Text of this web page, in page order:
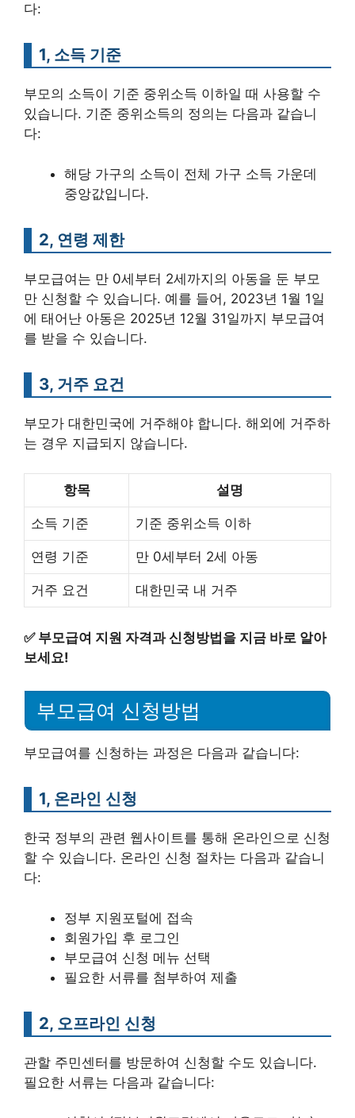
다:
1, 소득 기준
부모의 소득이 기준 중위소득 이하일 때 사용할 수
있습니다. 기준 중위소득의 정의는 다음과 같습니
다:
해당 가구의 소득이 전체 가구 소득 가운데
중앙값입니다.
2, 연령 제한
부모급여는 만 0세부터 2세까지의 아동을 둔 부모
만 신청할 수 있습니다. 예를 들어, 2023년 1월 1일
에 태어난 아동은 2025년 12월 31일까지 부모급여
를 받을 수 있습니다.
3, 거주 요건
부모가 대한민국에 거주해야 합니다. 해외에 거주하
는 경우 지급되지 않습니다.
항목 설명
소득 기준 기준 중위소득 이하
연령 기준 만 0세부터 2세 아동
거주 요건 대한민국 내 거주
✅ 부모급여 지원 자격과 신청방법을 지금 바로 알아
보세요!
부모급여 신청방법
부모급여를 신청하는 과정은 다음과 같습니다:
1, 온라인 신청
한국 정부의 관련 웹사이트를 통해 온라인으로 신청
할 수 있습니다. 온라인 신청 절차는 다음과 같습니
다:
정부 지원포털에 접속
회원가입 후 로그인
부모급여 신청 메뉴 선택
필요한 서류를 첨부하여 제출
2, 오프라인 신청
관할 주민센터를 방문하여 신청할 수도 있습니다.
필요한 서류는 다음과 같습니다: